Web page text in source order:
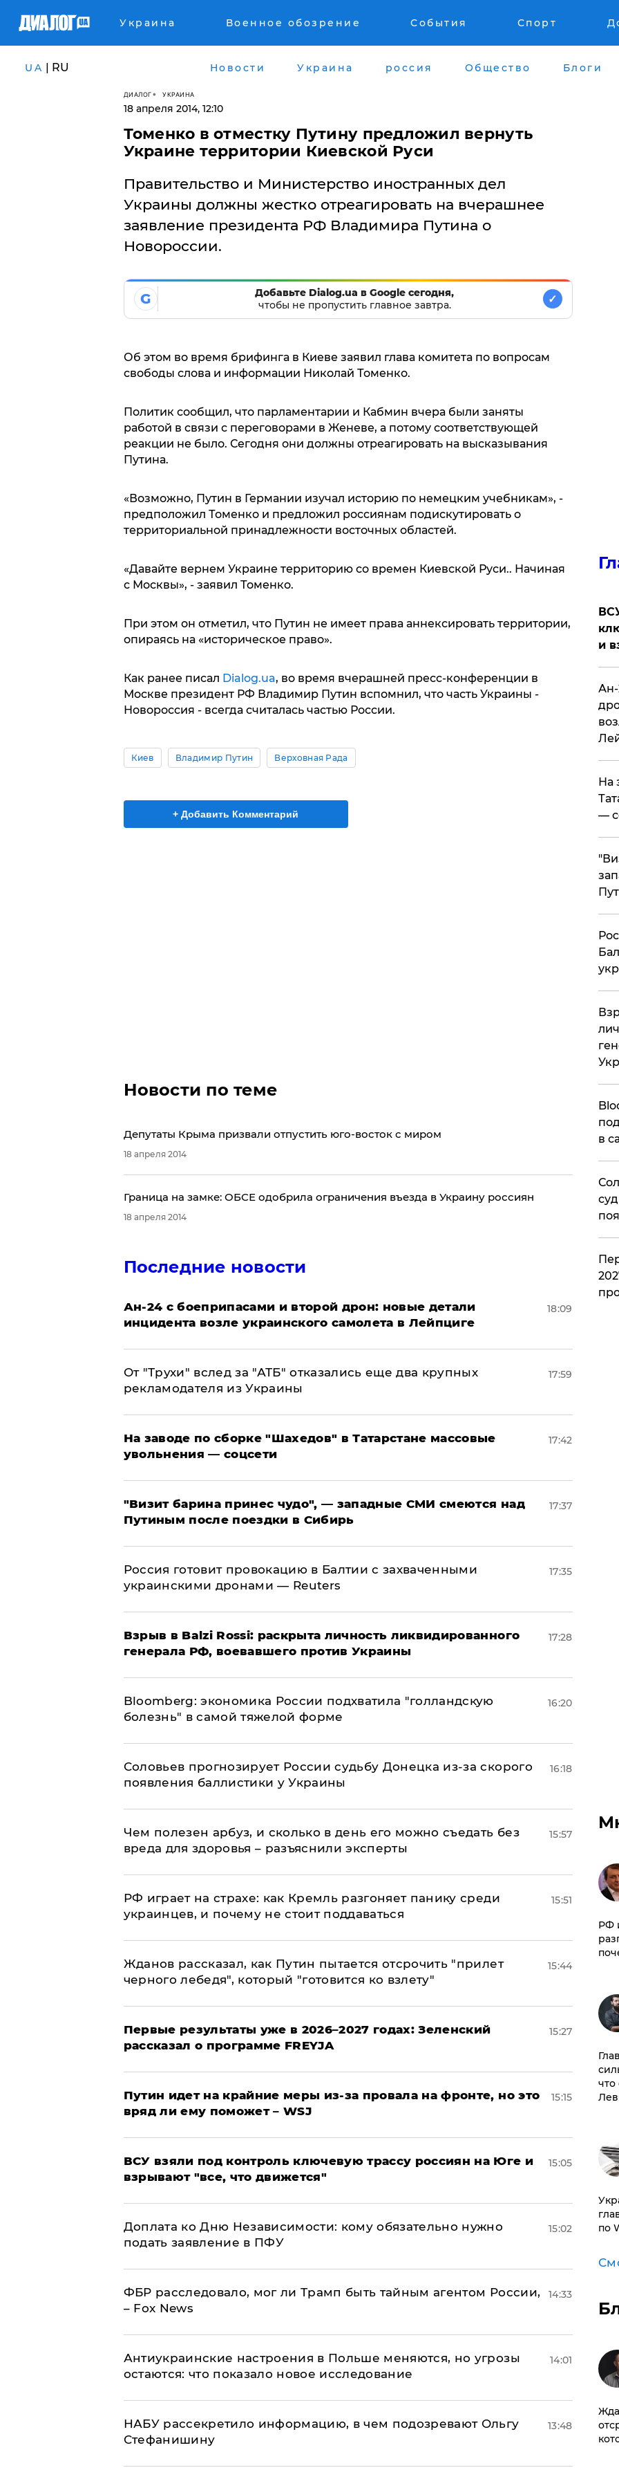
Украина Военное обозрение События Спорт
UA | RU Новости Украина россия Общество Блоги
ДИАЛОГ УКРАИНА
18 апреля 2014, 12:10
​Томенко в отместку Путину предложил вернуть
Украине территории Киевской Руси
Правительство и Министерство иностранных дел
Украины должны жестко отреагировать на вчерашнее
заявление президента РФ Владимира Путина о
Новороссии.
G
Добавьте Dialog.ua в Google сегодня,
чтобы не пропустить главное завтра.
✓
Об этом во время брифинга в Киеве заявил глава комитета по вопросам
свободы слова и информации Николай Томенко.
Политик сообщил, что парламентарии и Кабмин вчера были заняты
работой в связи с переговорами в Женеве, а потому соответствующей
реакции не было. Сегодня они должны отреагировать на высказывания
Путина.
«Возможно, Путин в Германии изучал историю по немецким учебникам», -
предположил Томенко и предложил россиянам подискутировать о
территориальной принадлежности восточных областей.
«Давайте вернем Украине территорию со времен Киевской Руси.. Начиная
с Москвы», - заявил Томенко.
При этом он отметил, что Путин не имеет права аннексировать территории,
опираясь на «историческое право».
Как ранее писал Dialog.ua, во время вчерашней пресс-конференции в
Москве президент РФ Владимир Путин вспомнил, что часть Украины -
Новороссия - всегда считалась частью России.
Киев Владимир Путин Верховная Рада
+ Добавить Комментарий
Новости по теме
Депутаты Крыма призвали отпустить юго-восток с миром
18 апреля 2014
Граница на замке: ОБСЕ одобрила ограничения въезда в Украину россиян
18 апреля 2014
Последние новости
Ан-24 с боеприпасами и второй дрон: новые детали
инцидента возле украинского самолета в Лейпциге
18:09
От "Трухи" вслед за "АТБ" отказались еще два крупных
рекламодателя из Украины
17:59
На заводе по сборке "Шахедов" в Татарстане массовые
увольнения — соцсети
17:42
"Визит барина принес чудо", — западные СМИ смеются над
Путиным после поездки в Сибирь
17:37
​Россия готовит провокацию в Балтии с захваченными
украинскими дронами — Reuters
17:35
​Взрыв в Balzi Rossi: раскрыта личность ликвидированного
генерала РФ, воевавшего против Украины
17:28
Bloomberg: экономика России подхватила "голландскую
болезнь" в самой тяжелой форме
16:20
Соловьев прогнозирует России судьбу Донецка из-за скорого
появления баллистики у Украины
16:18
Чем полезен арбуз, и сколько в день его можно съедать без
вреда для здоровья – разъяснили эксперты
15:57
РФ играет на страхе: как Кремль разгоняет панику среди
украинцев, и почему не стоит поддаваться
15:51
Жданов рассказал, как Путин пытается отсрочить "прилет
черного лебедя", который "готовится ко взлету"
15:44
Первые результаты уже в 2026–2027 годах: Зеленский
рассказал о программе FREYJA
15:27
Путин идет на крайние меры из-за провала на фронте, но это
вряд ли ему поможет – WSJ
15:15
ВСУ взяли под контроль ключевую трассу россиян на Юге и
взрывают "все, что движется"
15:05
Доплата ко Дню Независимости: кому обязательно нужно
подать заявление в ПФУ
15:02
ФБР расследовало, мог ли Трамп быть тайным агентом России,
– Fox News
14:33
Антиукраинские настроения в Польше меняются, но угрозы
остаются: что показало новое исследование
14:01
НАБУ рассекретило информацию, в чем подозревают Ольгу
Стефанишину
13:48
и
Ан-
На
—
в
РФ
что
по